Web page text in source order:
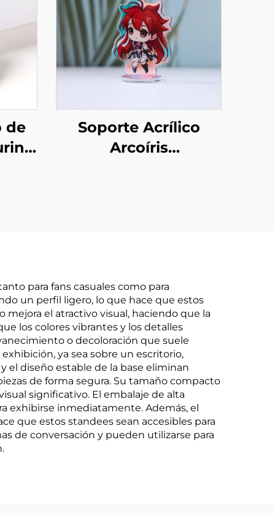
de
Soporte Acrílico
Arcoíris
para fans casuales como para
un perfil ligero, lo que hace que estos
mejora el atractivo visual, haciendo que la
los colores vibrantes y los detalles
o decoloración que suele
ya sea sobre un escritorio,
el diseño estable de la base eliminan
de forma segura. Su tamaño compacto
significativo. El embalaje de alta
exhibirse inmediatamente. Además, el
que estos standees sean accesibles para
de conversación y pueden utilizarse para